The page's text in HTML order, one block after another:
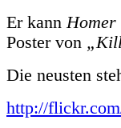
Er kannHomer
Poster von
Die neusten
http://